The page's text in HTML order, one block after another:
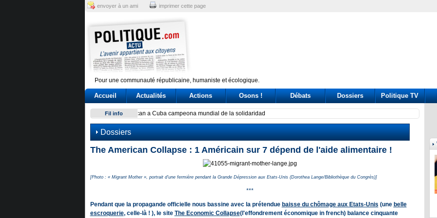
envoyer à un ami imprimer cette page
Pour une communauté républicaine, humaniste et écologique.
Accueil Actualités Actions Osons ! Débats Dossiers Politique TV
Fil info Exodus: West Bank hardships drive out Palestinian Christians
Dossiers
The American Collapse : 1 Américain sur 7 dépend de l'aide alimentaire !
[Photo : « Migrant Mother », portrait d'une fermière pendant la Grande Dépression aux Etats-Unis (Dorothea Lange/Bibliothèque du Congrès)]
***
Pendant que la propagande officielle nous bassine avec la prétendue baisse du chômage aux Etats-Unis (une belle
escroquerie, celle-là ! ), le site The Economic Collapse(l'effondrement économique in french) balance cinquante